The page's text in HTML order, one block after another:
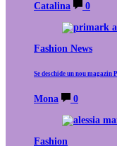
Catalina 0
Fashion News
Se deschide un nou
Mona 0
Fashion